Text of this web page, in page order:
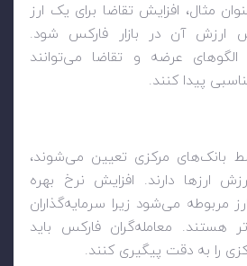
مثال، افزایش تقاضا برای یک ارز
ارزش آن در بازار فارکس شود.
الگوهای عرضه و تقاضا می‌توانند
پیدا کنند.
بانک‌های مرکزی تعیین می‌شوند،
ارزها دارند. افزایش نرخ بهره
مربوطه می‌شود زیرا سرمایه‌گذاران
هستند. معامله‌گران فارکس باید
را به دقت پیگیری کنند.